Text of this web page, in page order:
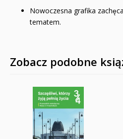
Nowoczesna grafika
tematem.
Zobacz podobne